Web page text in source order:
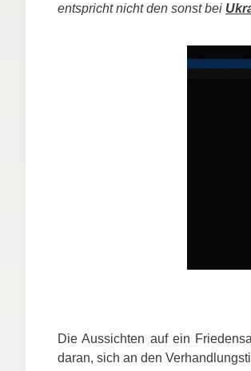
entspricht nicht den sonst bei
Die Aussichten auf ein
daran, sich an den